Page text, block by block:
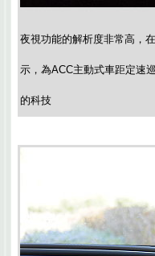
夜視功能的解析度非常高，
示，為ACC主動式車距定速
的科技